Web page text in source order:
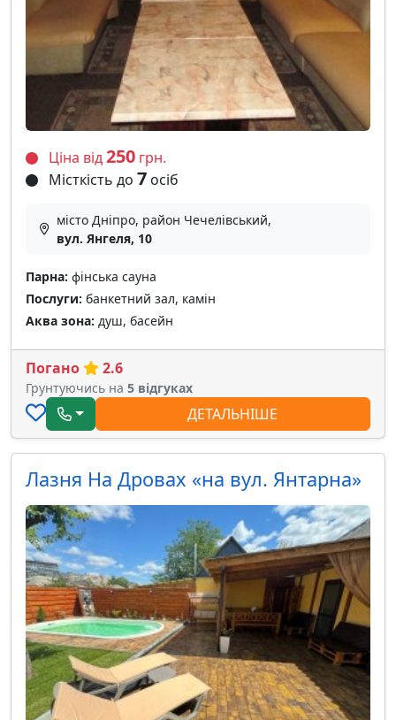
Ціна від250 грн.
Місткість до 7 осіб
місто Дніпро, район Чечелівський,
вул. Янгеля, 10
Парна: фінська сауна
Послуги: банкетний зал, камін
Аква зона: душ, басейн
Погано 2.6
Грунтуючись на 5 відгуках
ДЕТАЛЬНІШЕ
Лазня На Дровах «на вул. Янтарна»